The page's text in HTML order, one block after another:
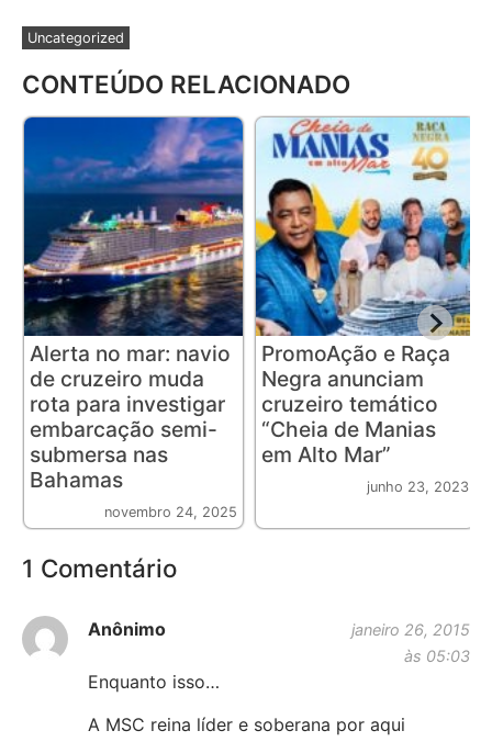
Uncategorized
CONTEÚDO RELACIONADO
Alerta no mar: navio
de cruzeiro muda
rota para investigar
embarcação semi-
submersa nas
Bahamas
novembro 24, 2025
PromoAção e Raça
Negra anunciam
cruzeiro temático
“Cheia de Manias
em Alto Mar”
junho 23, 2023
1 Comentário
Anônimo
janeiro 26, 2015
às 05:03
Enquanto isso…
A MSC reina líder e soberana por aqui